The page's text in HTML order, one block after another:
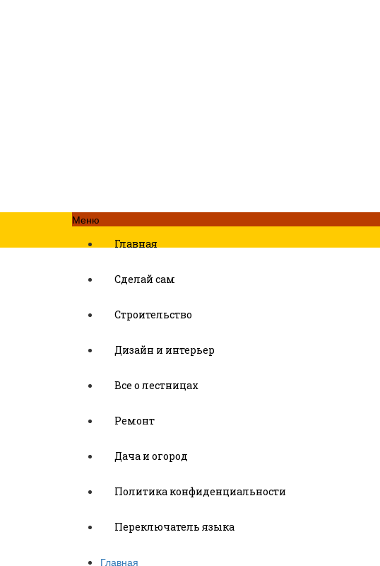
Меню
Главная
Сделай сам
Строительство
Дизайн и интерьер
Все о лестницах
Ремонт
Дача и огород
Политика конфиденциальности
Переключатель языка
Главная